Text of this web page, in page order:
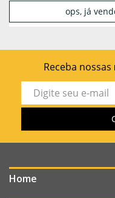
ops, já
Receba nossas
Home